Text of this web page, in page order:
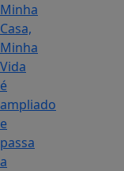
Minha
Casa,
Minha
Vida
é
ampliado
e
passa
a